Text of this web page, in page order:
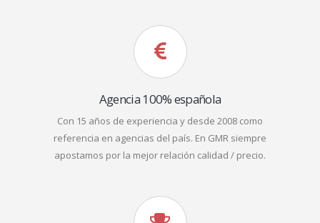
Agencia 100% española
Con 15 años de experiencia y desde 2008 como
referencia en agencias del país. En GMR siempre
apostamos por la mejor relación calidad / precio.